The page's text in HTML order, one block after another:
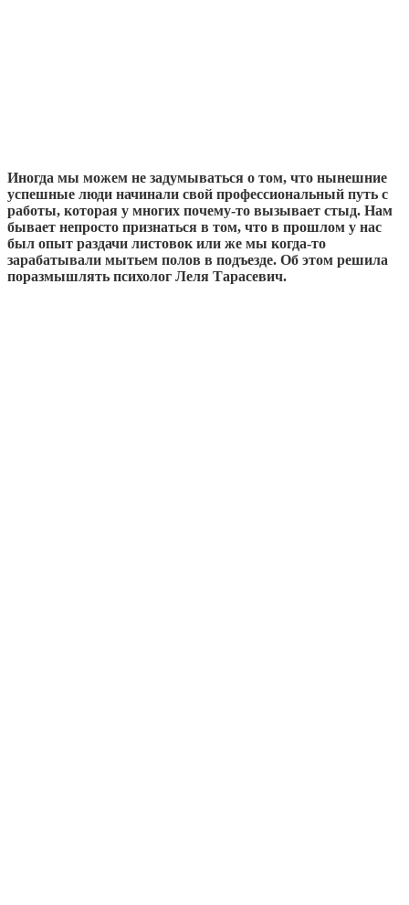
Иногда мы можем не задумываться о том, что нынешние
успешные люди начинали свой профессиональный путь с
работы, которая у многих почему-то вызывает стыд. Нам
бывает непросто признаться в том, что в прошлом у нас
был опыт раздачи листовок или же мы когда-то
зарабатывали мытьем полов в подъезде. Об этом решила
поразмышлять психолог Леля Тарасевич.